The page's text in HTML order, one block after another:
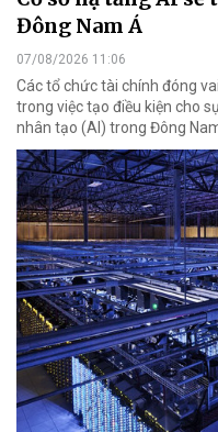
Đông Nam Á
07/08/2026 11:06
Các tổ chức tài chính đóng
trong việc tạo điều kiện cho
nhân tạo (AI) trong Đông